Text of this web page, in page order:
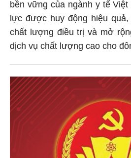
bền vững của ngành y tế
lực được huy động hiệu
chất lượng điều trị và mở
dịch vụ chất lượng cao cho